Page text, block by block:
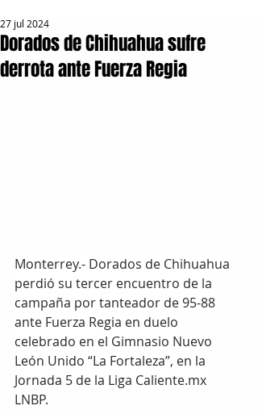
Dorados de Chihuahua sufre
derrota ante Fuerza Regia
27 jul 2024
Monterrey.- Dorados de Chihuahua
perdió su tercer encuentro de la
campaña por tanteador de 95-88
ante Fuerza Regia en duelo
celebrado en el Gimnasio Nuevo
León Unido “La Fortaleza”, en la
Jornada 5 de la Liga Caliente.mx
LNBP.